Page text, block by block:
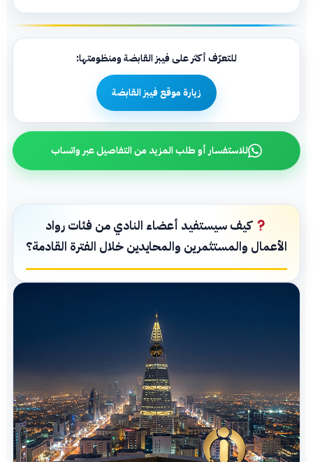
للتعرّف أكثر على فيبز القابضة ومنظومتها:
زيارة موقع فيبز القابضة
للاستفسار أو طلب المزيد من التفاصيل عبر واتساب
كيف سيستفيد أعضاء النادي من فئات رواد
الأعمال والمستثمرين والمحايدين خلال الفترة القادمة؟